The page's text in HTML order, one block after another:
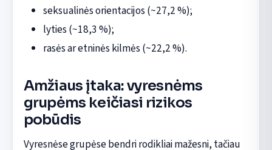
seksualinės orientacijos (~27,2 %);
lyties (~18,3 %);
rasės ar etninės kilmės (~22,2 %).
Amžiaus įtaka: vyresnėms
grupėms keičiasi rizikos
pobūdis
Vyresnėse grupėse bendri rodikliai mažesni, tačiau